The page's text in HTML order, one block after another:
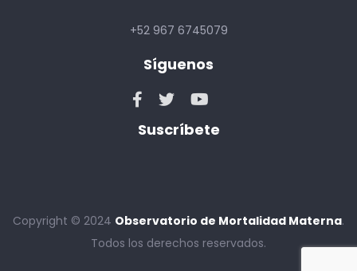
+52 967 6745079
Síguenos
Suscríbete
Copyright © 2024 Observatorio de Mortalidad Materna.
Todos los derechos reservados.